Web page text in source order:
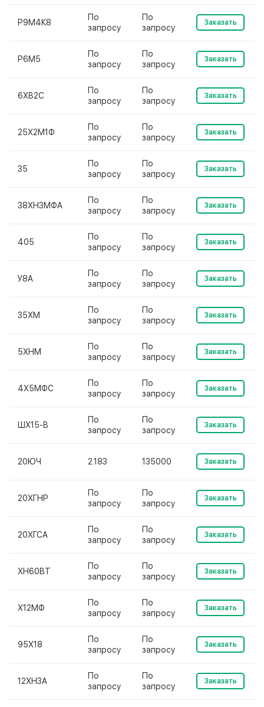
Р9М4К8
По
запросу
По
запросу
Заказать
Р6М5
По
запросу
По
запросу
Заказать
6ХВ2С
По
запросу
По
запросу
Заказать
25Х2М1Ф
По
запросу
По
запросу
Заказать
35
По
запросу
По
запросу
Заказать
38ХН3МФА
По
запросу
По
запросу
Заказать
405
По
запросу
По
запросу
Заказать
У8А
По
запросу
По
запросу
Заказать
35ХМ
По
запросу
По
запросу
Заказать
5ХНМ
По
запросу
По
запросу
Заказать
4Х5МФС
По
запросу
По
запросу
Заказать
ШХ15-В
По
запросу
По
запросу
Заказать
20ЮЧ 2.183 135000 Заказать
20ХГНР
По
запросу
По
запросу
Заказать
20ХГСА
По
запросу
По
запросу
Заказать
ХН60ВТ
По
запросу
По
запросу
Заказать
Х12МФ
По
запросу
По
запросу
Заказать
95Х18
По
запросу
По
запросу
Заказать
12ХН3А
По
запросу
По
запросу
Заказать